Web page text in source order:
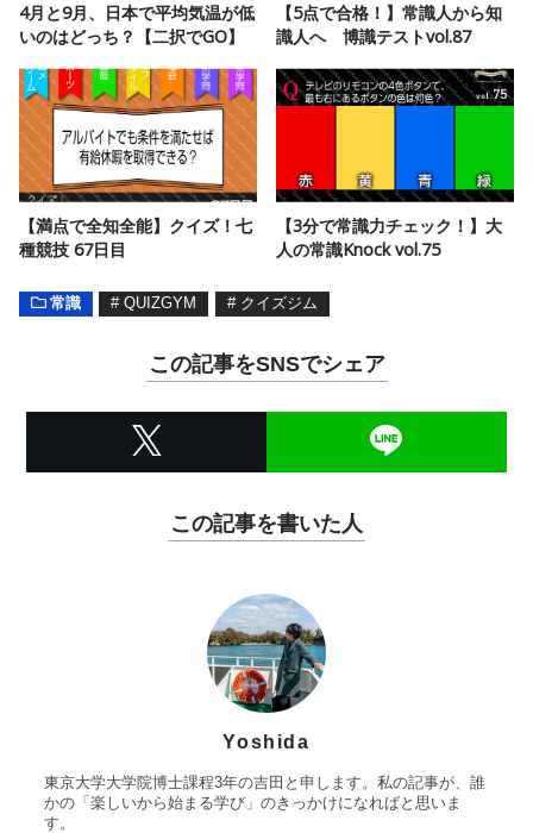
4月と9月、日本で平均気温が低
いのはどっち？【二択でGO】
【5点で合格！】常識人から知
識人へ 博識テストvol.87
【満点で全知全能】クイズ！七
種競技 67日目
【3分で常識力チェック！】大
人の常識Knock vol.75
常識 # QUIZGYM # クイズジム
この記事をSNSでシェア
この記事を書いた人
Yoshida
東京大学大学院博士課程3年の吉田と申します。私の記事が、誰
かの「楽しいから始まる学び」のきっかけになればと思いま
す。